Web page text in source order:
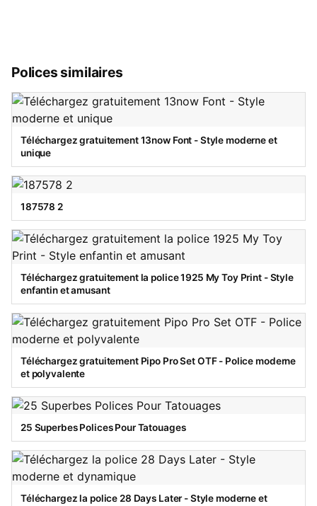
Polices similaires
Téléchargez gratuitement 13now Font - Style moderne et
unique
187578 2
Téléchargez gratuitement la police 1925 My Toy Print - Style
enfantin et amusant
Téléchargez gratuitement Pipo Pro Set OTF - Police moderne
et polyvalente
25 Superbes Polices Pour Tatouages
Téléchargez la police 28 Days Later - Style moderne et